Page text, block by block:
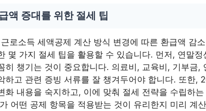
액 증대를 위한 절세 팁
로소득 세액공제 계산 방식 변경에 따른 환급액 감
몇 가지 절세 팁을 활용할 수 있습니다. 먼저, 연말
히 챙기는 것이 중요합니다. 의료비, 교육비, 기부금,
하고 관련 증빙 서류를 잘 챙겨두어야 합니다. 또한,
화 내용을 숙지하고, 이에 맞춰 절세 전략을 수립하
어떤 공제 항목을 적용받는 것이 유리한지 미리 계